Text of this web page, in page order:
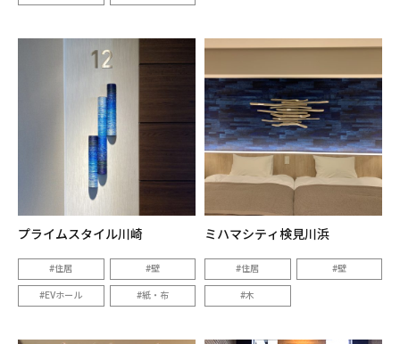
プライムスタイル川崎
住居 壁
EVホール 紙・布
ミハマシティ検見川浜
住居 壁
木